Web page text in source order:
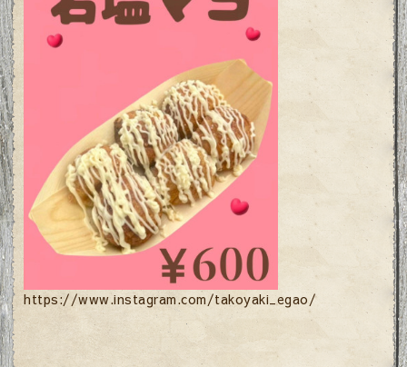
https://www.instagram.com/takoyaki_egao/